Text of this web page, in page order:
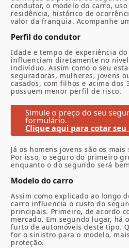
condutor, o modelo do carro,
residência, histórico de
valor da franquia. Acompanhe
Perfil do condutor
Idade e tempo de experiência
influenciam diretamente no
indivíduo. Assim como o seu
seguradoras, mulheres, jovens
casados, com filhos e acima dos
possuem menor perfil de risco.
Simule o preço do seu
formulário.
Clique aqui para cotar seu
Já os homens jovens são os
Por isso, o seguro do primeiro
enquanto o do segundo será
Modelo do carro
Assim como explicado ao longo
carro influencia o custo do
principais. Primeiro, de acordo
mercado. Em segundo lugar, há
furto de automóveis deste tipo.
for o sinistro para o modelo,
proteção.